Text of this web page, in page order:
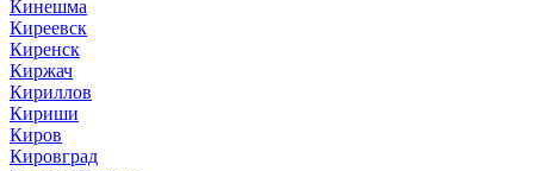
Кинешма
Киреевск
Киренск
Киржач
Кириллов
Кириши
Киров
Кировград